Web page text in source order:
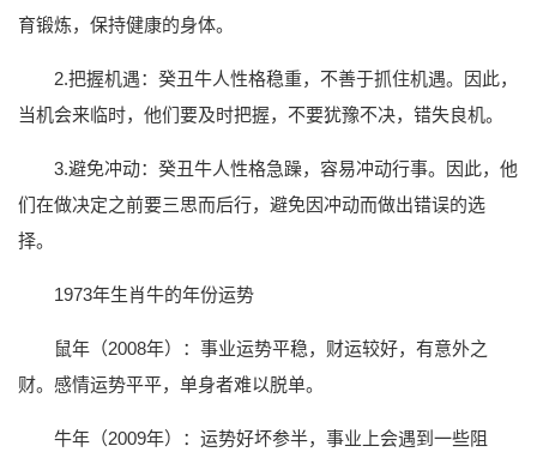
育锻炼，保持健康的身体。
2.把握机遇：癸丑牛人性格稳重，不善于抓住机遇。因此，
当机会来临时，他们要及时把握，不要犹豫不决，错失良机。
3.避免冲动：癸丑牛人性格急躁，容易冲动行事。因此，他
们在做决定之前要三思而后行，避免因冲动而做出错误的选
择。
1973年生肖牛的年份运势
鼠年（2008年）：事业运势平稳，财运较好，有意外之
财。感情运势平平，单身者难以脱单。
牛年（2009年）：运势好坏参半，事业上会遇到一些阻